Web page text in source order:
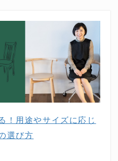
！用途やサイズに応じ
選び方